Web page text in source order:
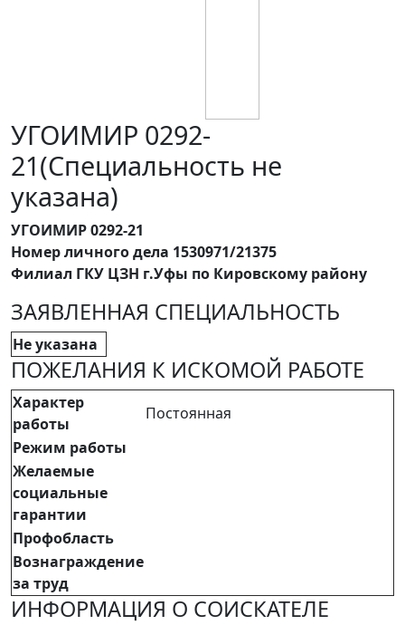
УГОИМИР 0292-
21(Специальность не
указана)
УГОИМИР 0292-21
Номер личного дела 1530971/21375
Филиал ГКУ ЦЗН г.Уфы по Кировскому району
ЗАЯВЛЕННАЯ СПЕЦИАЛЬНОСТЬ
Не указана
ПОЖЕЛАНИЯ К ИСКОМОЙ РАБОТЕ
Характер
работы
Постоянная
Режим работы
Желаемые
социальные
гарантии
Профобласть
Вознаграждение
за труд
ИНФОРМАЦИЯ О СОИСКАТЕЛЕ